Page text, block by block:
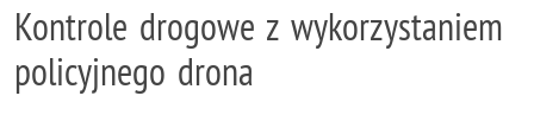
Kontrole drogowe z wykorzystaniem
policyjnego drona